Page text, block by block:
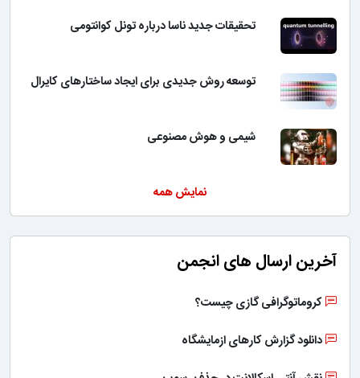
تحقیقات جدید ناسا درباره تونل کوانتومی
توسعه روش جدیدی برای ایجاد ساختارهای کایرال
شیمی و هوش مصنوعی
نمایش همه
آخرین ارسال های انجمن
کروماتوگرافی گازی چیست؟
دانلود گزارش کارهای ازمایشگاه